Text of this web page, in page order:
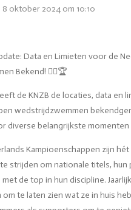
oktober 2024 om 10:10
Data en Limieten voor de
Bekend! 🏊‍♂️🏆
de KNZB de locaties, data en
wedstrijdzwemmen
diverse belangrijkste
Kampioenschappen zijn
strijden om nationale titels,
de top in hun discipline.
te laten zien wat ze in huis